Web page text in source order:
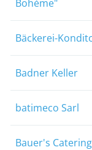
Bohème"
Bäckerei-
Badner Keller
batimeco Sarl
Bauer's